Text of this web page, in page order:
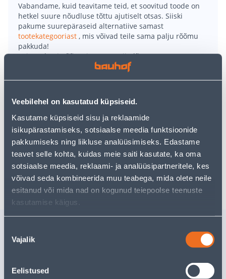
Veebilehel on kasutatud küpsiseid.
Kasutame küpsiseid sisu ja reklaamide
isikupärastamiseks, sotsiaalse meedia funktsioonide
pakkumiseks ning liikluse analüüsimiseks. Edastame
teavet selle kohta, kuidas meie saiti kasutate, ka oma
sotsiaalse meedia, reklaami- ja analüüsipartneritele, kes
võivad seda kombineerida muu teabega, mida olete neile
esitanud või mida nad on kogunud teiepoolse teenuste
kasutamise käigus.
valik
Vajalik
Eelistused
Vabandame, kuid teavitame teid, et soovitud toode on
hetkel suure nõudluse tõttu ajutiselt otsas. Siiski
pakume suurepäraseid alternatiive samast
tootekategooriast , mis võivad teile sama palju rõõmu
pakkuda!
Teie ostlemisrõõm ei pea aga siin lõppema - oma
uurimistööd saate jätkata, naastes
• 14-päevane tagastusõigus.
• HANKIJA LAOST TELLITAV TOODE
Tarne pole võimalik
Tarne pole